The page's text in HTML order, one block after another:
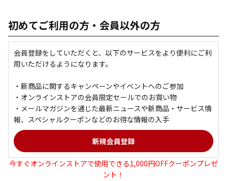
初めてご利用の方・会員以外の方
会員登録をしていただくと、以下のサービスをより便利にご利
用いただけるようになります。
・新商品に関するキャンペーンやイベントへのご参加
・オンラインストアの会員限定セールでのお買い物
・メールマガジンを通じた最新ニュースや新商品・サービス情
報、スペシャルクーポンなどのお得な情報の入手
今すぐオンラインストアで使用できる1,000円OFFクーポンプレゼ
ント！